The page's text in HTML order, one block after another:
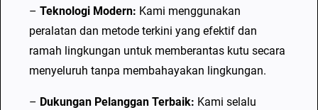
– Teknologi Modern: Kami menggunakan
peralatan dan metode terkini yang efektif dan
ramah lingkungan untuk memberantas kutu secara
menyeluruh tanpa membahayakan lingkungan.
– Dukungan Pelanggan Terbaik: Kami selalu